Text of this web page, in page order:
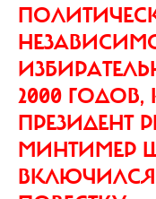
2000
ПРЕЗИДЕНТ
МИНТИМЕР